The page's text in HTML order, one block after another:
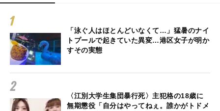
「泳ぐ人はほとんどいなくて…」猛暑のナイ
トプールで起きていた異変…港区女子が明か
すその実態
〈江別大学生集団暴行死〉主犯格の18歳に
無期懲役「自分はやってねぇ。誰かがトドメ